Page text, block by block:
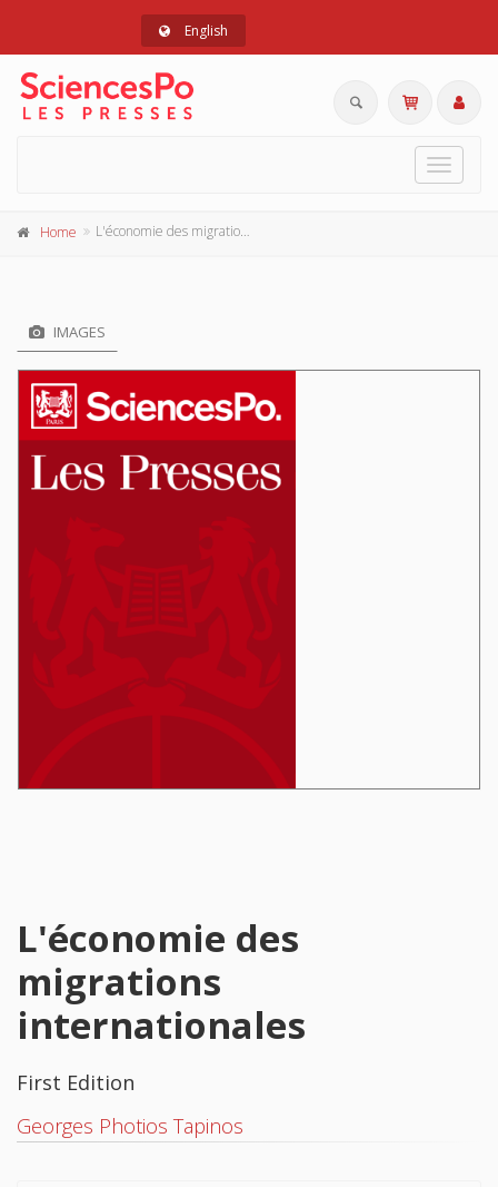
English
Toggle
Home L'économie des migrations internationales
IMAGES
L'économie des
migrations
internationales
First Edition
Georges Photios Tapinos